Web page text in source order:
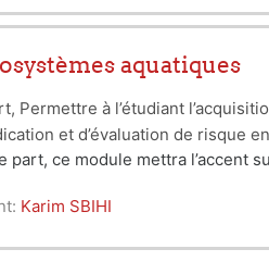
de l’activité microbienne,
aquatiques
Permettre à l’étudiant
et d’évaluation de risque
part, ce module mettra
Karim SBIHI